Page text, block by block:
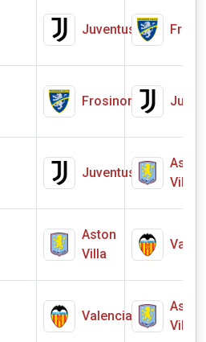
Juventus
Frosinone
Juventus
Aston
Villa
Aston
Villa
Valencia
Aston
Villa